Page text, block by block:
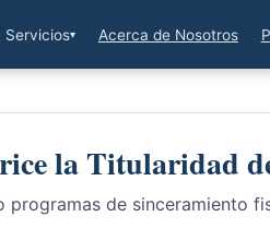
Servicios Acerca de Nosotros
la Titularidad
de sinceramiento